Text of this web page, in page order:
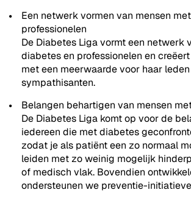
Een netwerk vormen van mensen
professionelen
De Diabetes Liga vormt een netwerk
diabetes en professionelen en
met een meerwaarde voor haar leden
sympathisanten.
Belangen behartigen van mensen
De Diabetes Liga komt op voor de
iedereen die met diabetes
zodat je als patiënt een zo normaal
leiden met zo weinig mogelijk
of medisch vlak. Bovendien
ondersteunen we preventie-